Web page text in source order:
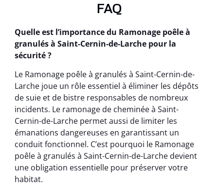
FAQ
Quelle est l’importance du Ramonage poêle à
granulés à Saint-Cernin-de-Larche pour la
sécurité ?
Le Ramonage poêle à granulés à Saint-Cernin-de-
Larche joue un rôle essentiel à éliminer les dépôts
de suie et de bistre responsables de nombreux
incidents. Le ramonage de cheminée à Saint-
Cernin-de-Larche permet aussi de limiter les
émanations dangereuses en garantissant un
conduit fonctionnel. C’est pourquoi le Ramonage
poêle à granulés à Saint-Cernin-de-Larche devient
une obligation essentielle pour préserver votre
habitat.